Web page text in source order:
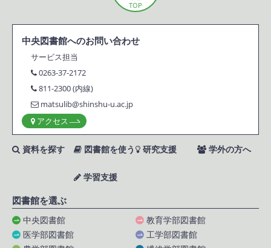
中央図書館へのお問い合わせ
サービス担当
0263-37-2172
811-2300 (内線)
matsulib@shinshu-u.ac.jp
アクセス
資料を探す 図書館を使う
学習支援
研究支援 学外の方へ
図書館を選ぶ
中央図書館
教育学部図書館
医学部図書館
工学部図書館
TOP